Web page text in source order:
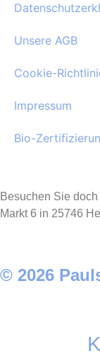
Unsere AGB
Cookie-
Impressum
Bio-
Besuchen Sie
Markt 6 in 25746
© 2026